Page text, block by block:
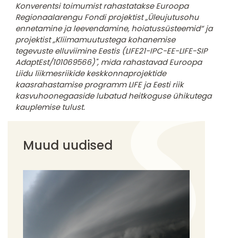
Konverentsi toimumist rahastatakse Euroopa
Regionaalarengu Fondi projektist „Üleujutusohu
ennetamine ja leevendamine, hoiatussüsteemid“ ja
projektist „Kliimamuutustega kohanemise
tegevuste elluviimine Eestis (LIFE21-IPC-EE-LIFE-SIP
AdaptEst/101069566)", mida rahastavad Euroopa
Liidu liikmesriikide keskkonnaprojektide
kaasrahastamise programm LIFE ja Eesti riik
kasvuhoonegaaside lubatud heitkoguse ühikutega
kauplemise tulust.
Muud uudised